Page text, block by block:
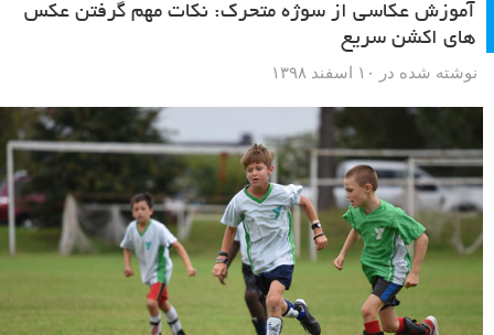
آموزش عکاسی از سوژه متحرک: نکات مهم گرفتن عکس
های اکشن سریع
نوشته شده در ۱۰ اسفند ۱۳۹۸